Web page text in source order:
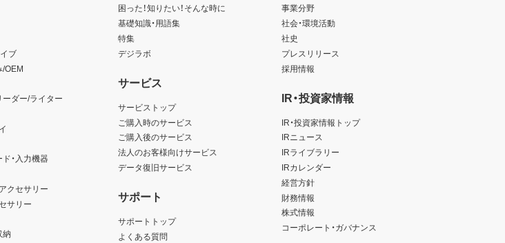
ブ
/OEM
ーダー/ライター
・入力機器
クセサリー
サリー
納
困った！知りたい！そんな時に
基礎知識・用語集
特集
デジラボ
サービス
サービストップ
ご購入時のサービス
ご購入後のサービス
法人のお客様向けサービス
データ復旧サービス
サポート
サポートトップ
よくある質問
事業分野
社会・環境活動
社史
プレスリリース
採用情報
IR・投資家情報
IR・投資家情報トップ
IRニュース
IRライブラリー
IRカレンダー
経営方針
財務情報
株式情報
コーポレート・ガバナンス